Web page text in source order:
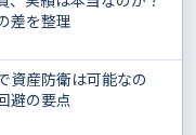
差を整理
資産防衛は可能なの
避の要点